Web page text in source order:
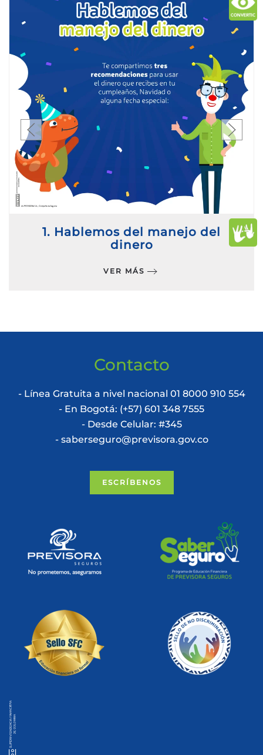
1. Hablemos del manejo del
dinero
VER MÁS
Contacto
- Línea Gratuita a nivel nacional 01 8000 910 554
- En Bogotá: (+57) 601 348 7555
- Desde Celular: #345
- saberseguro@previsora.gov.co
ESCRÍBENOS